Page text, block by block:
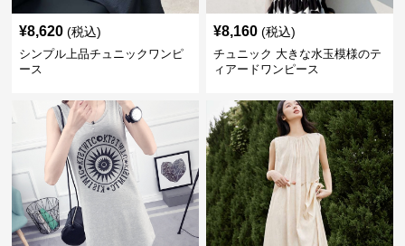
¥8,620 (税込)
シンプル上品チュニックワンピ
ース
¥8,160 (税込)
チュニック 大きな水玉模様のテ
ィアードワンピース